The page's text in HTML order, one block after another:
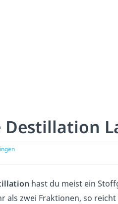
hast du meist ein
als zwei Fraktionen, so